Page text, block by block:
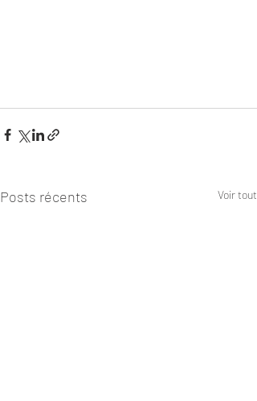
Posts récents Voir tout